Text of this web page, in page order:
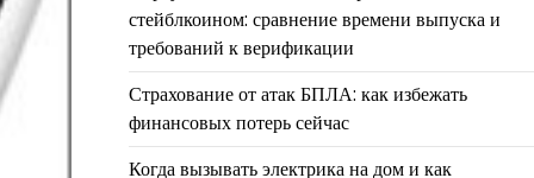
стейблкоином: сравнение времени выпуска и
требований к верификации
Страхование от атак БПЛА: как избежать
финансовых потерь сейчас
Когда вызывать электрика на дом и как